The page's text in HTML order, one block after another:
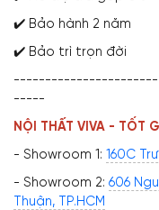
✔️ Bảo hành 2 năm
✔️ Bảo trì trọn đời
-----
NỘI THẤT VIVA - TỐT
- Showroom 1: 160C
- Showroom 2: 606
Thuận, TP.HCM